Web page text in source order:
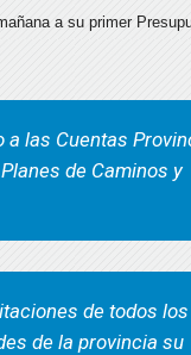
a su primer
a las Cuentas
de Caminos y
de todos
de la provincia su